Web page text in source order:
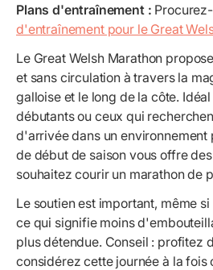
Plans d'entraînement :
d'entraînement pour le Great
Le Great Welsh Marathon
et sans circulation à travers la
galloise et le long de la côte.
débutants ou ceux qui
d'arrivée dans un environnement
de début de saison vous offre
souhaitez courir un marathon de
Le soutien est important, même
ce qui signifie moins
plus détendue. Conseil : profitez
considérez cette journée à la fois